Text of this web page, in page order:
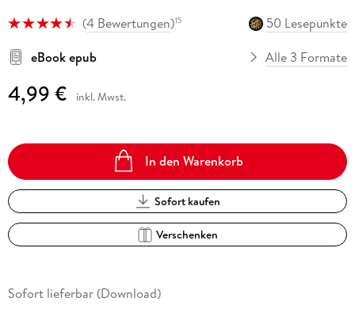
(4 Bewertungen)15
50 Lesepunkte
eBook epub
Alle 3 Formate
4,99 € inkl. Mwst.
In den Warenkorb
Sofort kaufen
Verschenken
Sofort lieferbar (Download)